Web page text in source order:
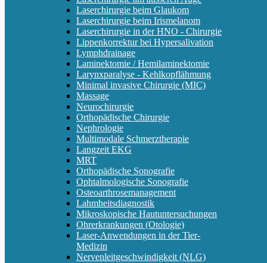
Laserchirurgie beim Glaukom
Laserchirurgie beim Irismelanom
Laserchirurgie in der HNO - Chirurgie
Lippenkorrektur bei Hypersalivation
Lymphdrainage
Laminektomie / Hemilaminektomie
Larynxparalyse - Kehlkopflähmung
Minimal invasive Chirurgie (MIC)
Massage
Neurochirurgie
Orthopädische Chirurgie
Nephrologie
Multimodale Schmerztherapie
Langzeit EKG
MRT
Orthopädische Sonografie
Ophtalmologische Sonografie
Osteoarthrosemanagement
Lahmheitsdiagnostik
Mikroskopische Hautuntersuchungen
Ohrerkrankungen (Otologie)
Laser-Anwendungen in der Tier-
Medizin
Nervenleitgeschwindigkeit (NLG)